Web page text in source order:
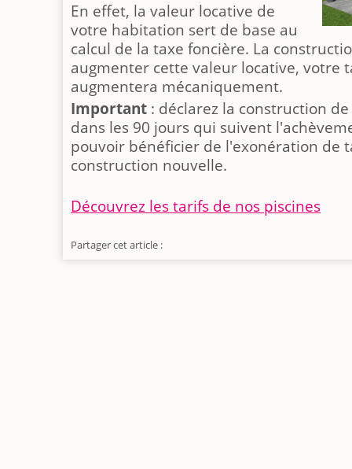
En effet, la valeur locative de
votre habitation sert de base au
calcul de la taxe foncière. La
augmenter cette valeur locative, votre
augmentera mécaniquement.
Important : déclarez la construction
dans les 90 jours qui suivent
pouvoir bénéficier de l'exonération de
construction nouvelle.
Découvrez les tarifs de nos piscines
Partager cet article :